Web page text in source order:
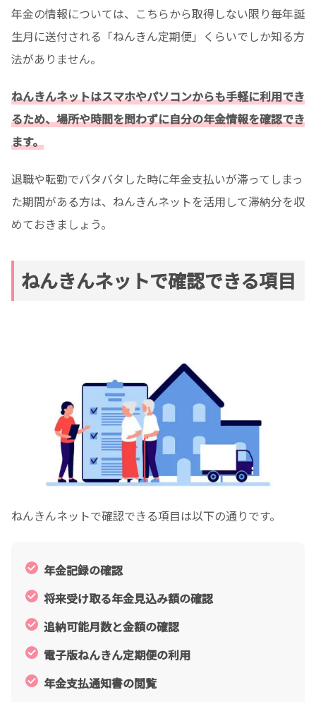
年金の情報については、こちらから取得しない限り毎年誕
生月に送付される「ねんきん定期便」くらいでしか知る方
法がありません。
ねんきんネットはスマホやパソコンからも手軽に利用でき
るため、場所や時間を問わずに自分の年金情報を確認でき
ます。
退職や転勤でバタバタした時に年金支払いが滞ってしまっ
た期間がある方は、ねんきんネットを活用して滞納分を収
めておきましょう。
ねんきんネットで確認できる項目
ねんきんネットで確認できる項目は以下の通りです。
年金記録の確認
将来受け取る年金見込み額の確認
追納可能月数と金額の確認
電子版ねんきん定期便の利用
年金支払通知書の閲覧